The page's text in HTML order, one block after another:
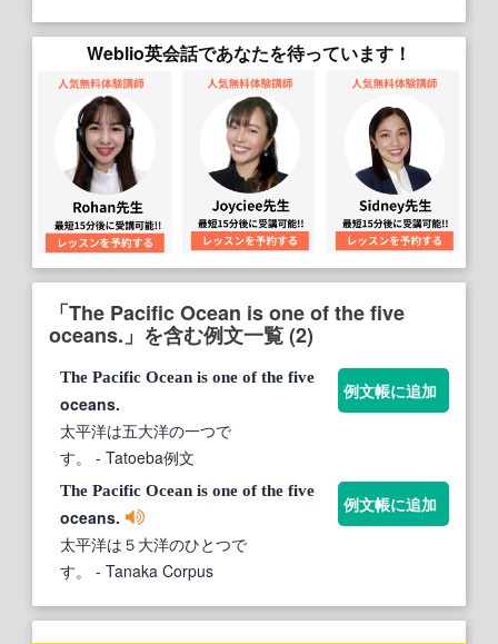
Weblio英会話であなたを待っています！
「The Pacific Ocean is one of the five
oceans.」を含む例文一覧 (2)
The Pacific Ocean is one of the five
oceans.
太平洋は五大洋の一つで
す。
- Tatoeba例文
例文帳に追加
The Pacific Ocean is one of the five
oceans.
太平洋は５大洋のひとつで
す。
- Tanaka Corpus
例文帳に追加